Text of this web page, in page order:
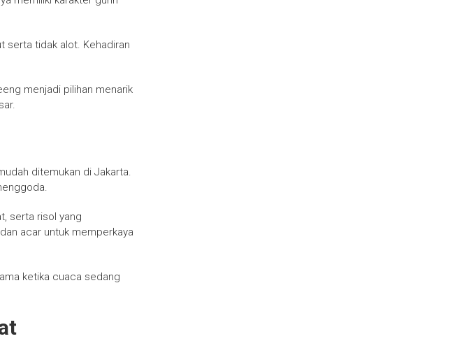
serta tidak alot. Kehadiran
menjadi pilihan menarik
ditemukan di Jakarta.
serta risol yang
acar untuk memperkaya
ketika cuaca sedang